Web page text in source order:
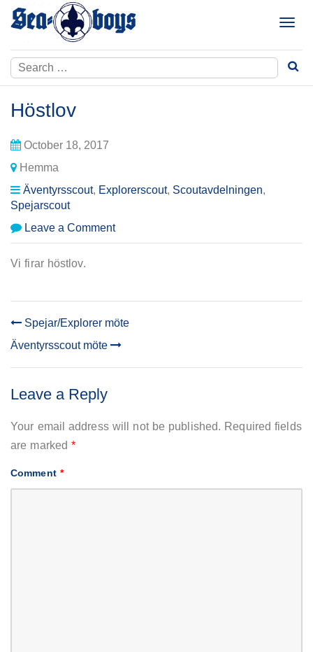
Skip
T
g
l
Search
for:
Höstlov
October 18, 2017
Hemma
Äventyrsscout, Explorerscout, Scoutavdelningen,
Spejarscout
Leave a Commenton
Höstlov
Vi firar höstlov.
POST
NAVIGATION
Spejar/Explorer möte
Äventyrsscout möte
Leave a Reply
Your email address will not be published. Required fields
are marked*
Comment *